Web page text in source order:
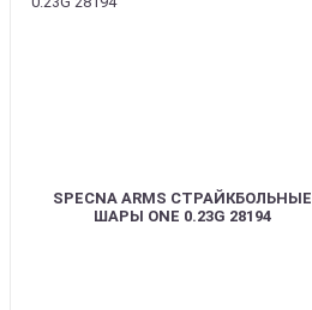
SPECNA ARMS СТРАЙКБОЛЬНЫЕ
ШАРЫ ONE 0.23G 28194